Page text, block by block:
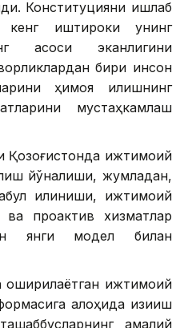
Конституцияни ишлаб
кенг иштироки унинг
асоси эканлигини
бири инсон
ҳимоя қилишнинг
мустаҳкамлаш
Қозоғистонда ижтимоий
йўналиши, жумладан,
қилиниши, ижтимоий
ва проактив хизматлар
янги модел билан
оширилаётган ижтимоий
алоҳида қизиқиш
амалий